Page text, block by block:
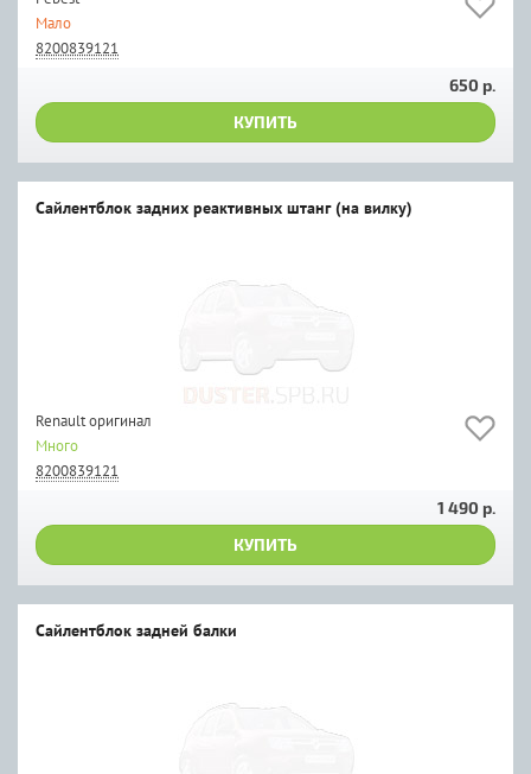
Мало
8200839121
650 р.
КУПИТЬ
Сайлентблок задних реактивных штанг (на вилку)
Renault оригинал
Много
8200839121
1 490 р.
КУПИТЬ
Сайлентблок задней балки